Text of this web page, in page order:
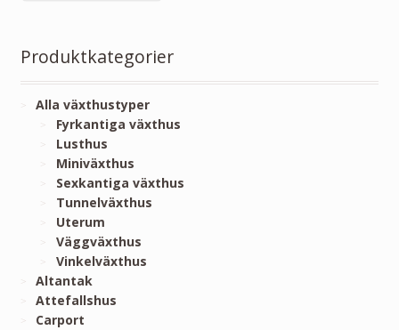
Produktkategorier
Alla växthustyper
Fyrkantiga växthus
Lusthus
Miniväxthus
Sexkantiga växthus
Tunnelväxthus
Uterum
Väggväxthus
Vinkelväxthus
Altantak
Attefallshus
Carport